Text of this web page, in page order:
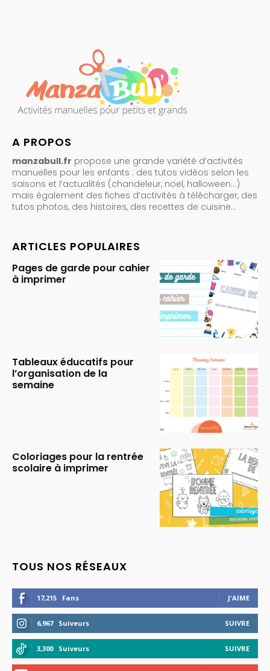
A PROPOS
manzabull.fr propose une grande variété d’activités
manuelles pour les enfants : des tutos vidéos selon les
saisons et l’actualités (chandeleur, noel, halloween…)
mais également des fiches d’activités à télécharger, des
tutos photos, des histoires, des recettes de cuisine…
ARTICLES POPULAIRES
Pages de garde pour cahier
à imprimer
Tableaux éducatifs pour
l’organisation de la
semaine
Coloriages pour la rentrée
scolaire à imprimer
TOUS NOS RÉSEAUX
17,215 Fans J'AIME
6,967 Suiveurs SUIVRE
3,300 Suiveurs SUIVRE